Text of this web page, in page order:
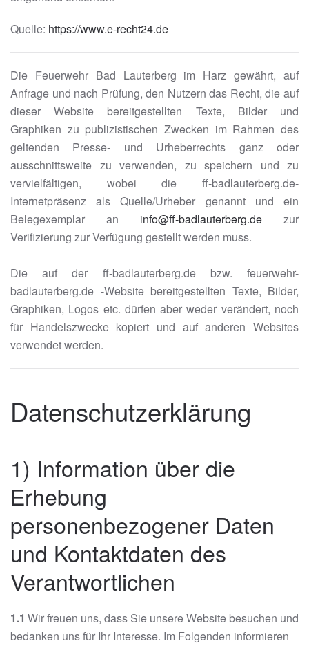
Quelle: https://www.e-recht24.de
Die Feuerwehr Bad Lauterberg im Harz gewährt, auf
Anfrage und nach Prüfung, den Nutzern das Recht, die auf
dieser Website bereitgestellten Texte, Bilder und
Graphiken zu publizistischen Zwecken im Rahmen des
geltenden Presse- und Urheberrechts ganz oder
ausschnittsweite zu verwenden, zu speichern und zu
vervielfältigen, wobei die ff-badlauterberg.de-
Internetpräsenz als Quelle/Urheber genannt und ein
Belegexemplar an info@ff-badlauterberg.de zur
Verifizierung zur Verfügung gestellt werden muss.
Die auf der ff-badlauterberg.de bzw. feuerwehr-
badlauterberg.de -Website bereitgestellten Texte, Bilder,
Graphiken, Logos etc. dürfen aber weder verändert, noch
für Handelszwecke kopiert und auf anderen Websites
verwendet werden.
Datenschutzerklärung
1) Information über die
Erhebung
personenbezogener Daten
und Kontaktdaten des
Verantwortlichen
1.1 Wir freuen uns, dass Sie unsere Website besuchen und
bedanken uns für Ihr Interesse. Im Folgenden informieren